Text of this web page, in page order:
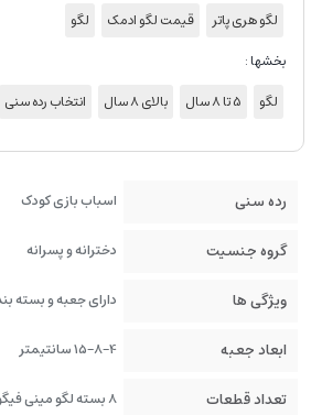
لگو هری پاتر
قیمت لگو ادمک
لگو
بخشها :
لگو
5 تا 8 سال بالای 8 سال انتخاب رده سنی
رده سنی اسباب بازی کودک
گروه جنسیت دخترانه و پسرانه
ویژگی ها دارای جعبه و بسته
ابعاد جعبه 15-8-4 سانتیمتر
تعداد قطعات 8 بسته لگو مینی فیگور